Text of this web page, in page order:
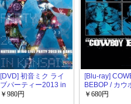
[DVD] 初音ミク ライ
ブパーティー2013 in
Kansai (ミクパ♪)
￥980円
[Blu-ray]
BEBOP / カウ
ビバップ 7
￥680円